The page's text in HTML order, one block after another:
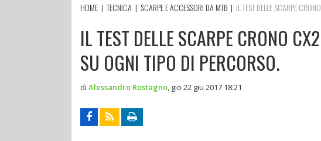
HOME |TECNICA | SCARPE E ACCESSORI DA MTB | IL TEST DELLE SCARPE
IL TEST DELLE SCARPE CRONO
SU OGNI TIPO DI PERCORSO.
di Alessandro Rostagno gio 22 giu 2017 18:21